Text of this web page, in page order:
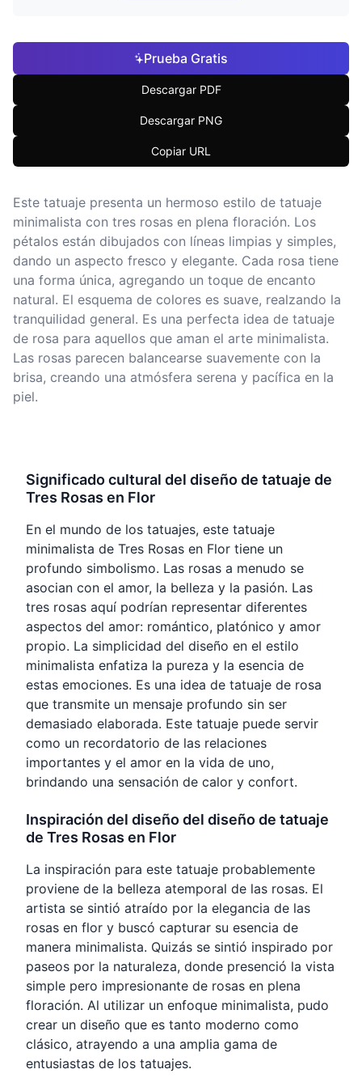
Prueba Gratis
Descargar PDF
Descargar PNG
Copiar URL
Este tatuaje presenta un hermoso estilo de tatuaje
minimalista con tres rosas en plena floración. Los
pétalos están dibujados con líneas limpias y simples,
dando un aspecto fresco y elegante. Cada rosa tiene
una forma única, agregando un toque de encanto
natural. El esquema de colores es suave, realzando la
tranquilidad general. Es una perfecta idea de tatuaje
de rosa para aquellos que aman el arte minimalista.
Las rosas parecen balancearse suavemente con la
brisa, creando una atmósfera serena y pacífica en la
piel.
Significado cultural del diseño de tatuaje de
Tres Rosas en Flor
En el mundo de los tatuajes, este tatuaje
minimalista de Tres Rosas en Flor tiene un
profundo simbolismo. Las rosas a menudo se
asocian con el amor, la belleza y la pasión. Las
tres rosas aquí podrían representar diferentes
aspectos del amor: romántico, platónico y amor
propio. La simplicidad del diseño en el estilo
minimalista enfatiza la pureza y la esencia de
estas emociones. Es una idea de tatuaje de rosa
que transmite un mensaje profundo sin ser
demasiado elaborada. Este tatuaje puede servir
como un recordatorio de las relaciones
importantes y el amor en la vida de uno,
brindando una sensación de calor y confort.
Inspiración del diseño del diseño de tatuaje
de Tres Rosas en Flor
La inspiración para este tatuaje probablemente
proviene de la belleza atemporal de las rosas. El
artista se sintió atraído por la elegancia de las
rosas en flor y buscó capturar su esencia de
manera minimalista. Quizás se sintió inspirado por
paseos por la naturaleza, donde presenció la vista
simple pero impresionante de rosas en plena
floración. Al utilizar un enfoque minimalista, pudo
crear un diseño que es tanto moderno como
clásico, atrayendo a una amplia gama de
entusiastas de los tatuajes.